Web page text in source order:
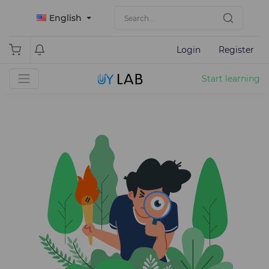
English
Login Register
Start learning